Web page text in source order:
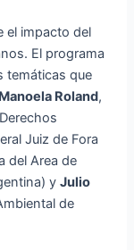
el impacto del
El programa
temáticas que
Manoela Roland,
Juiz de Fora
del Area de
yJulio
de